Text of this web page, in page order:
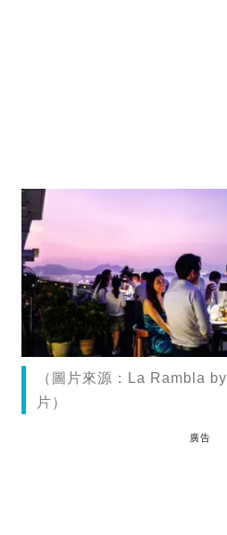
（圖片來源：La Rambla
片）
廣告